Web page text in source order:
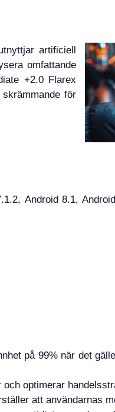
artificiell
omfattande
+2.0 Flarex
för
Android 8.1,
på 99% när det
optimerar
att användarnas